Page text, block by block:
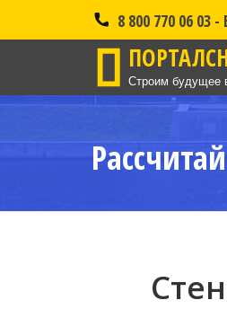
8 800 770 06 03
Строим будущее